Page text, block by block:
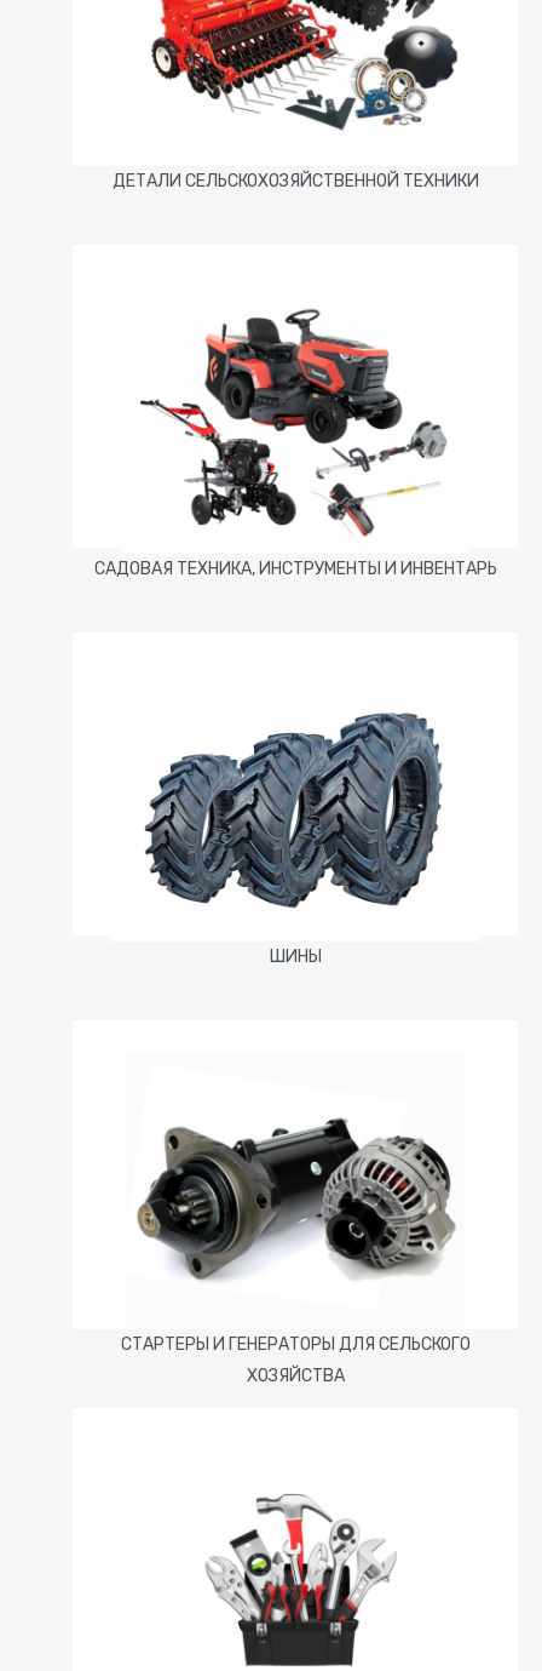
ДЕТАЛИ СЕЛЬСКОХОЗЯЙСТВЕННОЙ ТЕХНИКИ
САДОВАЯ ТЕХНИКА, ИНСТРУМЕНТЫ И ИНВЕНТАРЬ
ШИНЫ
СТАРТЕРЫ И ГЕНЕРАТОРЫ ДЛЯ СЕЛЬСКОГО
ХОЗЯЙСТВА